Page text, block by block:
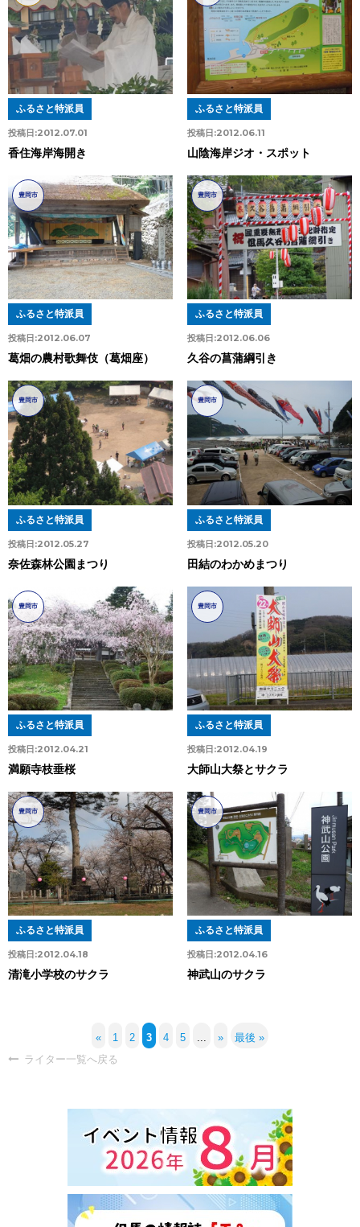
投稿日:2012.07.01
ふるさと特派員
香住海岸海開き
投稿日:2012.06.11
ふるさと特派員
山陰海岸ジオ・スポット
豊岡市
投稿日:2012.06.07
ふるさと特派員
葛畑の農村歌舞伎（葛畑座）
豊岡市
投稿日:2012.06.06
ふるさと特派員
久谷の菖蒲綱引き
豊岡市
投稿日:2012.05.27
ふるさと特派員
奈佐森林公園まつり
豊岡市
投稿日:2012.05.20
ふるさと特派員
田結のわかめまつり
豊岡市
投稿日:2012.04.21
ふるさと特派員
満願寺枝垂桜
豊岡市
投稿日:2012.04.19
ふるさと特派員
大師山大祭とサクラ
豊岡市
投稿日:2012.04.18
ふるさと特派員
清滝小学校のサクラ
豊岡市
投稿日:2012.04.16
ふるさと特派員
神武山のサクラ
« 1 2 3 4 5 »
最後 »
ライター一覧へ戻る